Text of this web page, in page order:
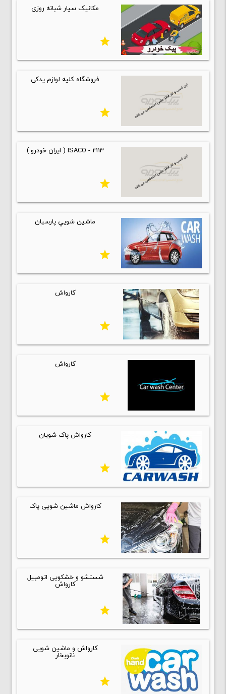
مکانیک سیار شبانه روزی
star
فروشگاه کلیه لوازم یدکی
star
ISACO - 2113 ( ایران خودرو )
star
ماشين شويي پارسيان
star
كارواش
star
كارواش
star
کارواش پاک شویان
star
کارواش ماشین شویی پاک
star
شستشو و خشکویی اتومبیل
کارواش
star
کارواش و ماشین شویی
نانوبخار
star